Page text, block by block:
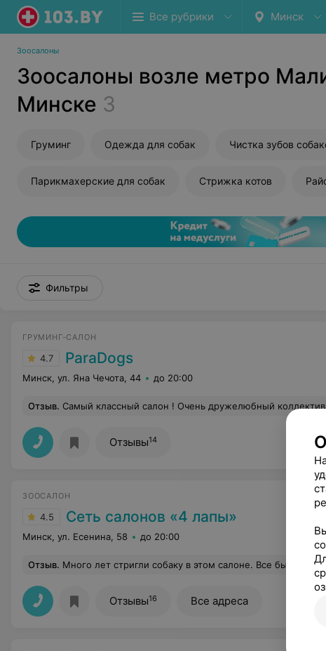
Все рубрики Минск
Зоосалоны
Зоосалоны возле метро
Минске 3
Груминг Одежда для собак Чистка зубов
Парикмахерские для собак Стрижка котов
Фильтры
ГРУМИНГ-САЛОН
4.7 ParaDogs
Минск, ул. Яна Чечота, 44 до 20:00
Отзыв. Самый классный салон ! Очень дружелюбный коллектив. Справились с моим зверем на 1-2-3! Спасибо огромное ! Прошло уже 3 недели
Отзывы14
ЗООСАЛОН
4.5 Сеть салонов «4 лапы»
Минск, ул. Есенина, 58 до 20:00
Отзыв. Много лет стригли собаку в этом салоне. Все было вроде хорошо ровно до этого дня. Попросила маму завезти своего малыша туда же, в надежде, что люди же не один год работают. Сказать, что я рыдала, не сказать ничего. Провожала из дома своё маленькое облачко, а привезли мне обратно совершенно не мою собаку. Больше всего меня удивило, что две собаки были пострижены совершенно одинаково, как под копирку, как будто мастер умеет только так. К сожалению, мама не запомнила имя мастера, но
Отзывы16 Все адреса